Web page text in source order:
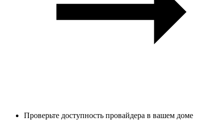
Проверьте доступность провайдера в вашем доме